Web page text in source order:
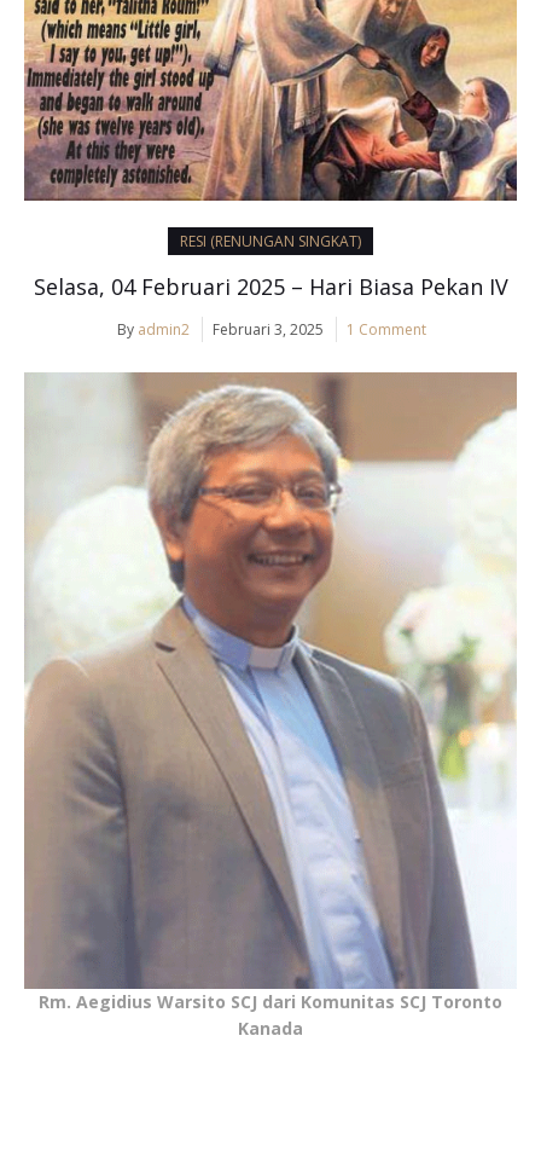
RESI (RENUNGAN SINGKAT)
Selasa, 04 Februari 2025 – Hari Biasa Pekan IV
By admin2 Februari 3, 2025 1 Comment
Rm. Aegidius Warsito SCJ dari Komunitas SCJ Toronto
Kanada